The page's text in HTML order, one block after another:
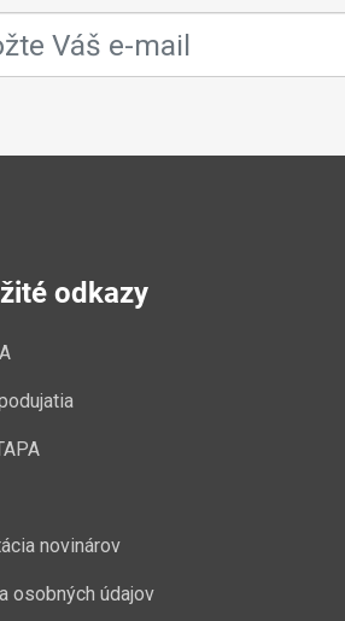
odkazy
novinárov
osobných údajov